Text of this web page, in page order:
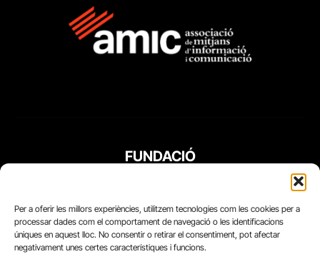
Per a oferir les millors experiències, utilitzem tecnologies com les cookies per a
processar dades com el comportament de navegació o les identificacions
úniques en aquest lloc. No consentir o retirar el consentiment, pot afectar
negativament unes certes característiques i funcions.
FUNDACIÓ